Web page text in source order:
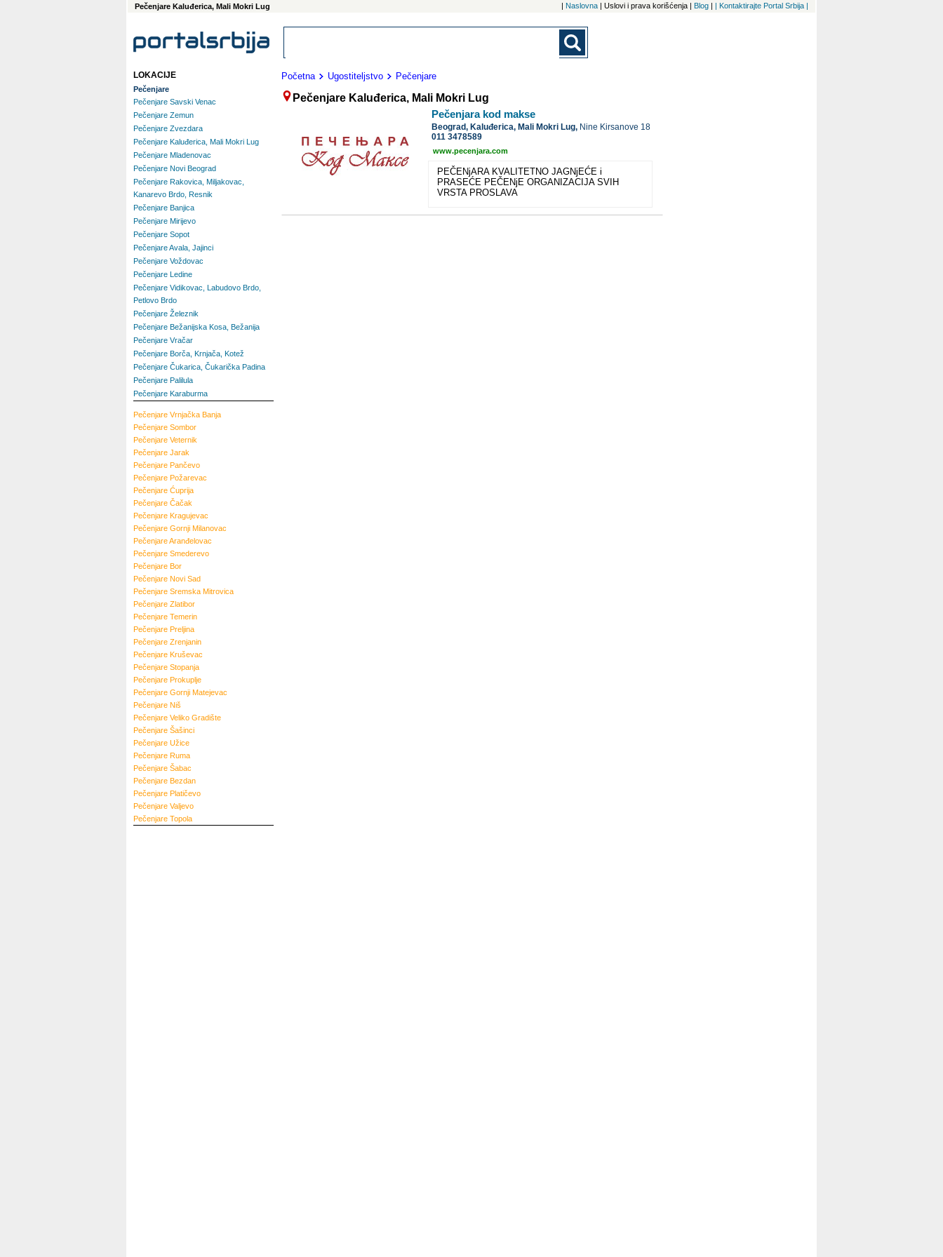
Pečenjare Kaluđerica, Mali Mokri Lug | Naslovna | Uslovi i prava korišćenja | Blog | | Kontaktirajte Portal Srbija |
Početna Ugostiteljstvo Pečenjare
Pečenjare Kaluđerica, Mali Mokri Lug
Pečenjara kod makse
Beograd, Kaluđerica, Mali Mokri Lug, Nine Kirsanove 18
011 3478589
www.pecenjara.com
PEČENjARA KVALITETNO JAGNjEĆE i
PRASEĆE PEČENjE ORGANIZACIJA SVIH
VRSTA PROSLAVA
LOKACIJE
Pečenjare
Pečenjare Savski Venac
Pečenjare Zemun
Pečenjare Zvezdara
Pečenjare Kaluđerica, Mali Mokri Lug
Pečenjare Mladenovac
Pečenjare Novi Beograd
Pečenjare Rakovica, Miljakovac,
Kanarevo Brdo, Resnik
Pečenjare Banjica
Pečenjare Mirijevo
Pečenjare Sopot
Pečenjare Avala, Jajinci
Pečenjare Voždovac
Pečenjare Ledine
Pečenjare Vidikovac, Labudovo Brdo,
Petlovo Brdo
Pečenjare Železnik
Pečenjare Bežanijska Kosa, Bežanija
Pečenjare Vračar
Pečenjare Borča, Krnjača, Kotež
Pečenjare Čukarica, Čukarička Padina
Pečenjare Palilula
Pečenjare Karaburma
Pečenjare Vrnjačka Banja
Pečenjare Sombor
Pečenjare Veternik
Pečenjare Jarak
Pečenjare Pančevo
Pečenjare Požarevac
Pečenjare Ćuprija
Pečenjare Čačak
Pečenjare Kragujevac
Pečenjare Gornji Milanovac
PečenjareAranđelovac
Pečenjare Smederevo
Pečenjare Bor
Pečenjare Novi Sad
Pečenjare Sremska Mitrovica
Pečenjare Zlatibor
Pečenjare Temerin
Pečenjare Preljina
Pečenjare Zrenjanin
Pečenjare Kruševac
Pečenjare Stopanja
Pečenjare Prokuplje
Pečenjare Gornji Matejevac
Pečenjare Niš
Pečenjare Veliko Gradište
Pečenjare Šašinci
Pečenjare Užice
Pečenjare Ruma
Pečenjare Šabac
Pečenjare Bezdan
Pečenjare Platičevo
Pečenjare Valjevo
Pečenjare Topola